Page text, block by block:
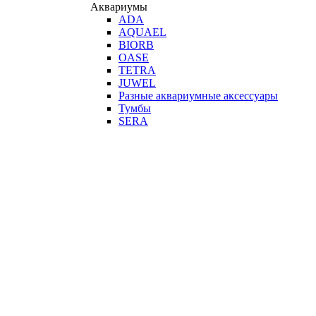
Аквариумы
ADA
AQUAEL
BIORB
OASE
TETRA
JUWEL
Разные аквариумные аксессуары
Тумбы
SERA